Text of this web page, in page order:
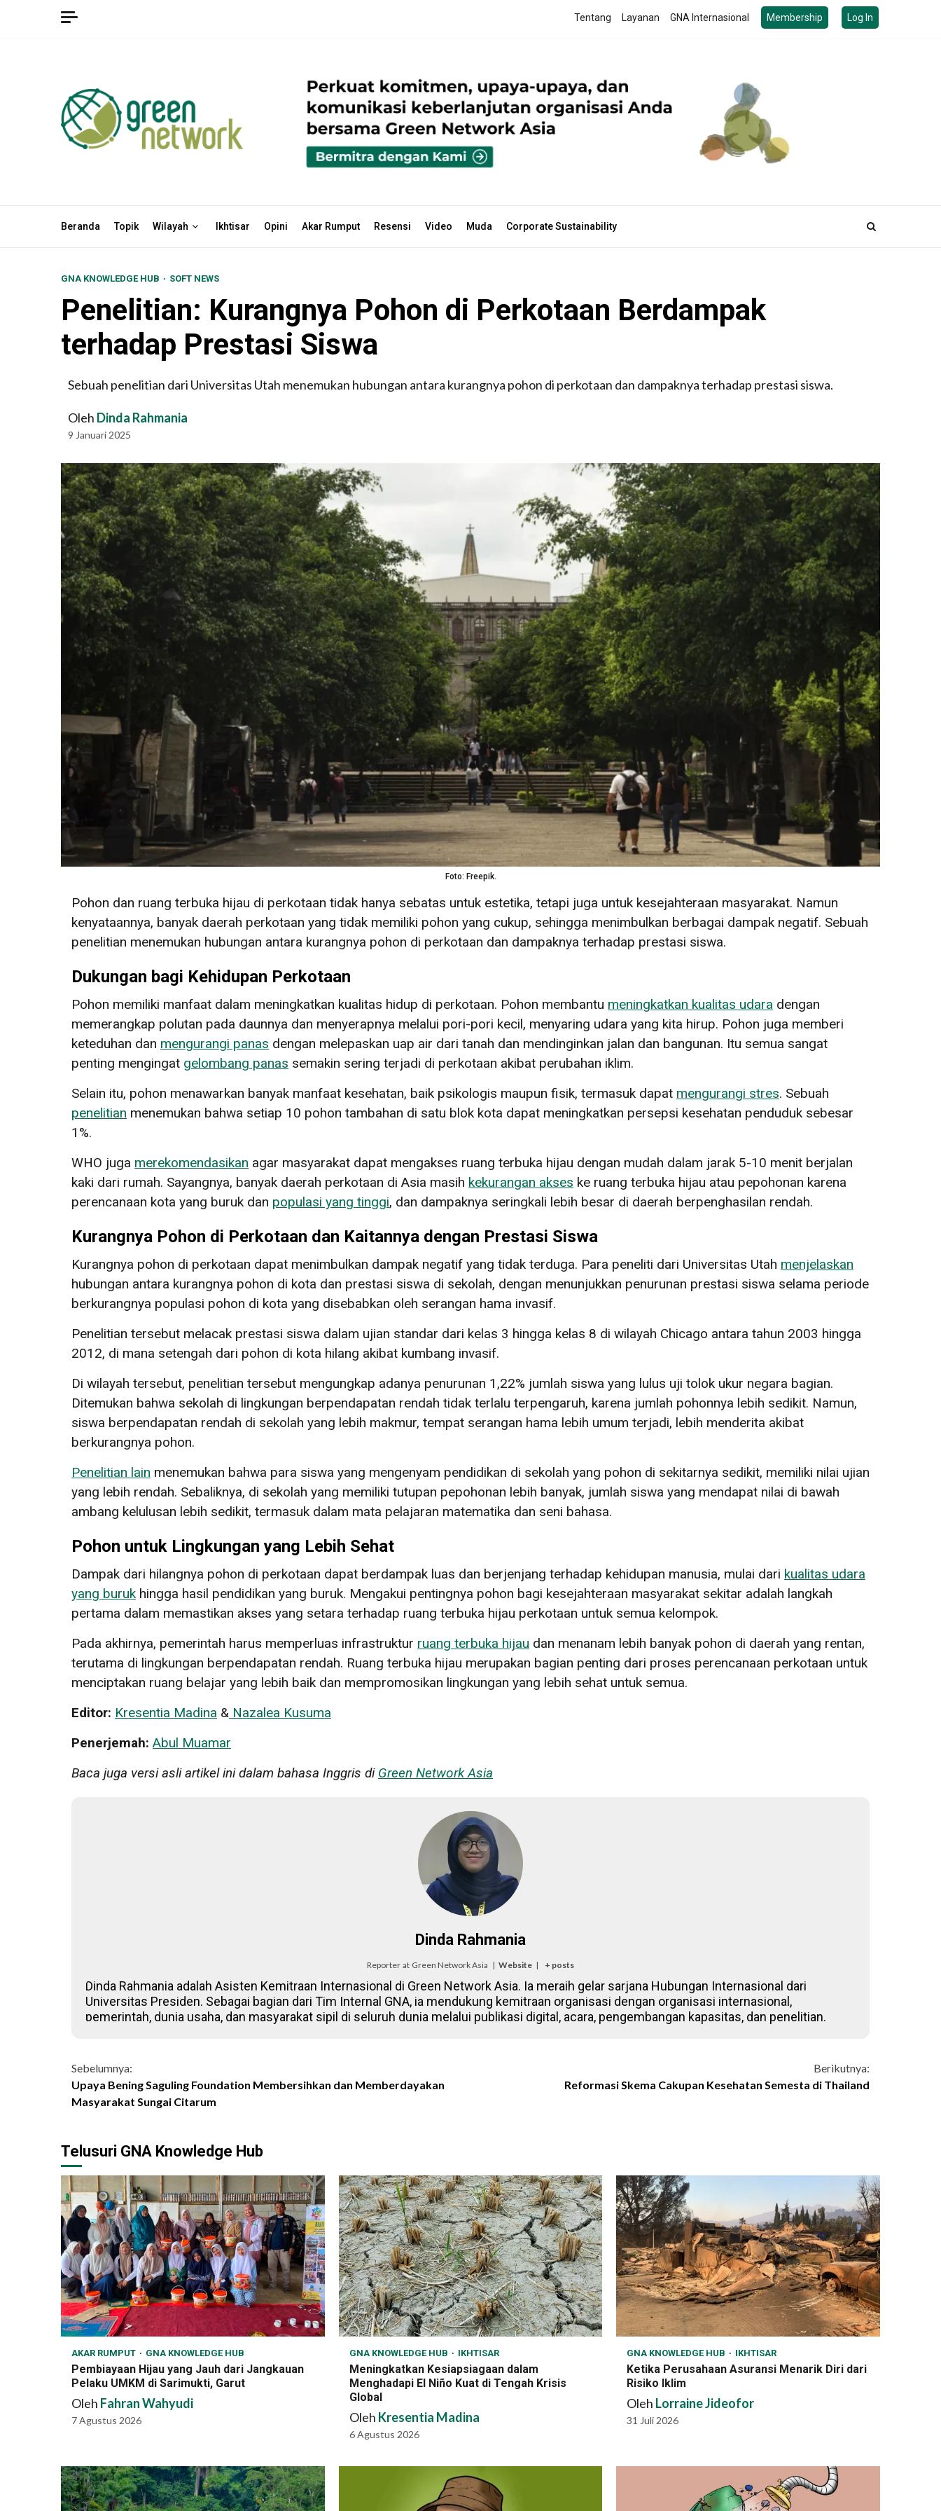
Tentang Layanan GNA Internasional Membership Log In
Beranda Topik Wilayah Ikhtisar Opini Akar Rumput Resensi Video Muda Corporate Sustainability
GNA KNOWLEDGE HUB SOFT NEWS
Penelitian: Kurangnya Pohon di Perkotaan Berdampak
terhadap Prestasi Siswa
Sebuah penelitian dari Universitas Utah menemukan hubungan antara kurangnya pohon di perkotaan dan dampaknya terhadap prestasi siswa.
Oleh Dinda Rahmania
9 Januari 2025
Foto: Freepik.
Pohon dan ruang terbuka hijau di perkotaan tidak hanya sebatas untuk estetika, tetapi juga untuk kesejahteraan masyarakat. Namun
kenyataannya, banyak daerah perkotaan yang tidak memiliki pohon yang cukup, sehingga menimbulkan berbagai dampak negatif. Sebuah
penelitian menemukan hubungan antara kurangnya pohon di perkotaan dan dampaknya terhadap prestasi siswa.
Dukungan bagi Kehidupan Perkotaan
Pohon memiliki manfaat dalam meningkatkan kualitas hidup di perkotaan. Pohon membantu meningkatkan kualitas udara dengan
memerangkap polutan pada daunnya dan menyerapnya melalui pori-pori kecil, menyaring udara yang kita hirup. Pohon juga memberi
keteduhan dan mengurangi panas dengan melepaskan uap air dari tanah dan mendinginkan jalan dan bangunan. Itu semua sangat
penting mengingat gelombang panas semakin sering terjadi di perkotaan akibat perubahan iklim.
Selain itu, pohon menawarkan banyak manfaat kesehatan, baik psikologis maupun fisik, termasuk dapat mengurangi stres. Sebuah
penelitian menemukan bahwa setiap 10 pohon tambahan di satu blok kota dapat meningkatkan persepsi kesehatan penduduk sebesar
1%.
WHO juga merekomendasikan agar masyarakat dapat mengakses ruang terbuka hijau dengan mudah dalam jarak 5-10 menit berjalan
kaki dari rumah. Sayangnya, banyak daerah perkotaan di Asia masih kekurangan akses ke ruang terbuka hijau atau pepohonan karena
perencanaan kota yang buruk dan populasi yang tinggi, dan dampaknya seringkali lebih besar di daerah berpenghasilan rendah.
Kurangnya Pohon di Perkotaan dan Kaitannya dengan Prestasi Siswa
Kurangnya pohon di perkotaan dapat menimbulkan dampak negatif yang tidak terduga. Para peneliti dari Universitas Utah menjelaskan
hubungan antara kurangnya pohon di kota dan prestasi siswa di sekolah, dengan menunjukkan penurunan prestasi siswa selama periode
berkurangnya populasi pohon di kota yang disebabkan oleh serangan hama invasif.
Penelitian tersebut melacak prestasi siswa dalam ujian standar dari kelas 3 hingga kelas 8 di wilayah Chicago antara tahun 2003 hingga
2012, di mana setengah dari pohon di kota hilang akibat kumbang invasif.
Di wilayah tersebut, penelitian tersebut mengungkap adanya penurunan 1,22% jumlah siswa yang lulus uji tolok ukur negara bagian.
Ditemukan bahwa sekolah di lingkungan berpendapatan rendah tidak terlalu terpengaruh, karena jumlah pohonnya lebih sedikit. Namun,
siswa berpendapatan rendah di sekolah yang lebih makmur, tempat serangan hama lebih umum terjadi, lebih menderita akibat
berkurangnya pohon.
Penelitian lain menemukan bahwa para siswa yang mengenyam pendidikan di sekolah yang pohon di sekitarnya sedikit, memiliki nilai ujian
yang lebih rendah. Sebaliknya, di sekolah yang memiliki tutupan pepohonan lebih banyak, jumlah siswa yang mendapat nilai di bawah
ambang kelulusan lebih sedikit, termasuk dalam mata pelajaran matematika dan seni bahasa.
Pohon untuk Lingkungan yang Lebih Sehat
Dampak dari hilangnya pohon di perkotaan dapat berdampak luas dan berjenjang terhadap kehidupan manusia, mulai dari kualitas udara
yang buruk hingga hasil pendidikan yang buruk. Mengakui pentingnya pohon bagi kesejahteraan masyarakat sekitar adalah langkah
pertama dalam memastikan akses yang setara terhadap ruang terbuka hijau perkotaan untuk semua kelompok.
Pada akhirnya, pemerintah harus memperluas infrastruktur ruang terbuka hijau dan menanam lebih banyak pohon di daerah yang rentan,
terutama di lingkungan berpendapatan rendah. Ruang terbuka hijau merupakan bagian penting dari proses perencanaan perkotaan untuk
menciptakan ruang belajar yang lebih baik dan mempromosikan lingkungan yang lebih sehat untuk semua.
Editor: Kresentia Madina & Nazalea Kusuma
Penerjemah: Abul Muamar
Baca juga versi asli artikel ini dalam bahasa Inggris di Green Network Asia
Dinda Rahmania
Reporter at Green Network Asia | Website | + posts
Dinda Rahmania adalah Asisten Kemitraan Internasional di Green Network Asia. Ia meraih gelar sarjana Hubungan Internasional dari
Universitas Presiden. Sebagai bagian dari Tim Internal GNA, ia mendukung kemitraan organisasi dengan organisasi internasional,
pemerintah, dunia usaha, dan masyarakat sipil di seluruh dunia melalui publikasi digital, acara, pengembangan kapasitas, dan penelitian.
Continue
Reading
Sebelumnya:
Upaya Bening Saguling Foundation Membersihkan dan Memberdayakan
Masyarakat Sungai Citarum
Berikutnya:
Reformasi Skema Cakupan Kesehatan Semesta di Thailand
Telusuri GNA Knowledge Hub
AKAR RUMPUT GNA KNOWLEDGE HUB
Pembiayaan Hijau yang Jauh dari Jangkauan
Pelaku UMKM di Sarimukti, Garut
Oleh Fahran Wahyudi
7 Agustus 2026
GNA KNOWLEDGE HUB IKHTISAR
Meningkatkan Kesiapsiagaan dalam
Menghadapi El Niño Kuat di Tengah Krisis
Global
Oleh Kresentia Madina
6 Agustus 2026
GNA KNOWLEDGE HUB IKHTISAR
Ketika Perusahaan Asuransi Menarik Diri dari
Risiko Iklim
Oleh Lorraine Jideofor
31 Juli 2026